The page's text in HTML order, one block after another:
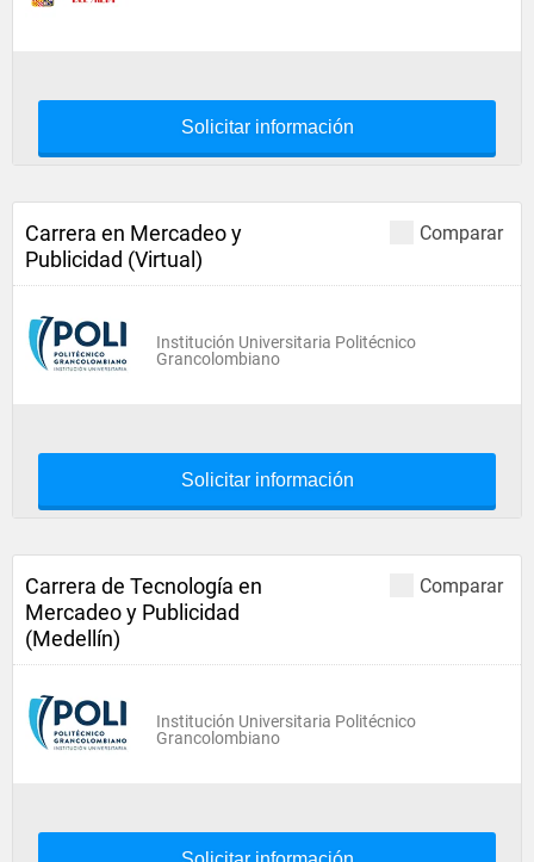
Solicitar información
Comparar
Carrera en Mercadeo y
Publicidad (Virtual)
Institución Universitaria Politécnico
Grancolombiano
Solicitar información
Comparar
Carrera de Tecnología en
Mercadeo y Publicidad
(Medellín)
Institución Universitaria Politécnico
Grancolombiano